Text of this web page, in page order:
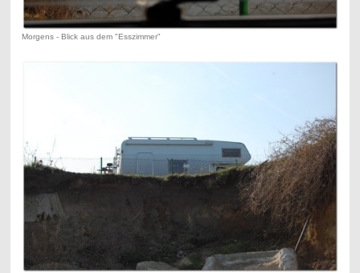
Morgens - Blick aus dem "Esszimmer"